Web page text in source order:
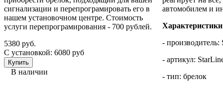
сигнализации и перепрограмировать его в
нашем установочном центре. Стоимость
услуги перепрограмирования - 700 рублей.
5380 руб.
С установкой: 6080 руб
В наличии
автомобилем и
Характеристики
- производитель:
- артикул:
- тип: брелок